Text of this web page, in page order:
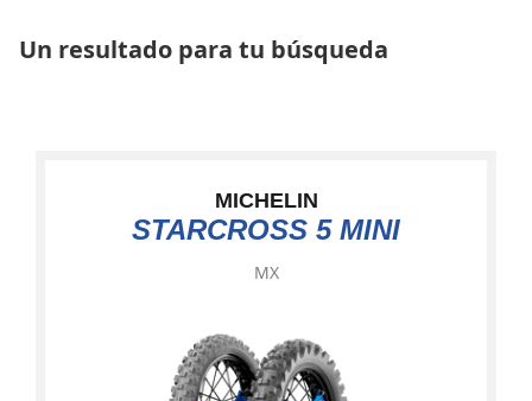
Un resultado para tu búsqueda
MICHELIN
STARCROSS 5 MINI
MX